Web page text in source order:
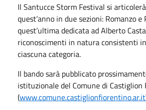
Il Santucce Storm Festival si
quest’anno in due sezioni: Romanzo e
quest’ultima dedicata ad Alberto
riconoscimenti in natura consistenti
ciascuna categoria.
Il bando sarà pubblicato
istituzionale del Comune di
(www.comune.castiglionfiorentino.ar.it